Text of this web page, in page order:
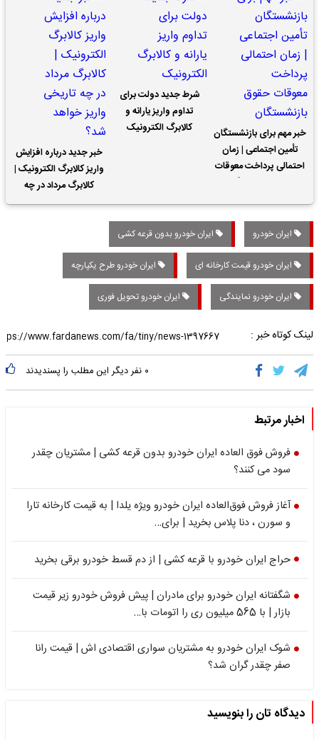
خبر مهم برای بازنشستگان
تأمین اجتماعی | زمان
احتمالی پرداخت معوقات
شرط جدید دولت برای
تداوم واریز یارانه و
کالابرگ الکترونیک
خبر جدید درباره افزایش
واریز کالابرگ الکترونیک |
کالابرگ مرداد در چه
تاریخی واریز خواهد شد؟
ایران خودرو ایران خودرو بدون قرعه کشی
ایران خودرو قیمت کارخانه ای ایران خودرو طرح یکپارچه
ایران خودرو نمایندگی ایران خودرو تحویل فوری
لینک کوتاه خبر :
۰ نفر دیگر این مطلب را پسندیدند
اخبار مرتبط
فروش فوق العاده ایران خودرو بدون قرعه کشی | مشتریان چقدر
سود می کنند؟
آغاز فروش فوق‌العاده ایران خودرو ویژه یلدا | به قیمت کارخانه تارا
و سورن ، دنا پلاس بخرید | برای…
حراج ایران خودرو با قرعه کشی | از دم قسط خودرو برقی بخرید
شگفتانه ایران خودرو برای مادران | پیش فروش خودرو زیر قیمت
بازار | با 565 میلیون ری را اتومات با…
شوک ایران خودرو به مشتریان سواری اقتصادی اش | قیمت رانا
صفر چقدر گران شد؟
دیدگاه تان را بنویسید